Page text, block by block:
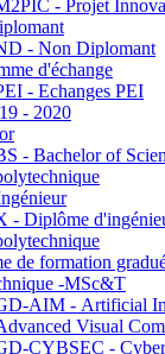
- Projet
- Non Diplomant
d'échange
- Echanges PEI
- 2020
- Bachelor of
- Diplôme
de formation
-MSc&T
AIM - Artificial
Visual
CYBSEC -